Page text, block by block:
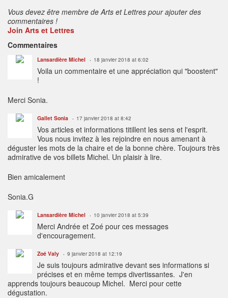
Vous devez être membre de Arts et Lettres pour ajouter des
commentaires !
Join Arts et Lettres
Commentaires
Lansardière Michel 18 janvier 2018 at 6:02
Voila un commentaire et une appréciation qui "boostent"
!
Merci Sonia.
Gallet Sonia 17 janvier 2018 at 8:42
Vos articles et informations titillent les sens et l'esprit.
Vous nous invitez à les rejoindre en nous amenant à
déguster les mots de la chaire et de la bonne chère. Toujours très
admirative de vos billets Michel. Un plaisir à lire.
Bien amicalement
Sonia.G
Lansardière Michel 10 janvier 2018 at 5:39
Merci Andrée et Zoé pour ces messages
d'encouragement.
Zoé Valy 9 janvier 2018 at 12:19
Je suis toujours admirative devant ses informations si
précises et en même temps divertissantes. J'en
apprends toujours beaucoup Michel. Merci pour cette
dégustation.